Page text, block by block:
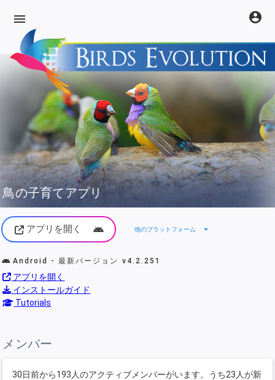
menu account_circle
鳥の子育てアプリ
アプリを開く 他のプラットフォーム arrow_drop_down
Android - 最新バージョン v4.2.251
アプリを開く
インストールガイド
Tutorials
メンバー
30日前から193人のアクティブメンバーがいます。うち23人が新